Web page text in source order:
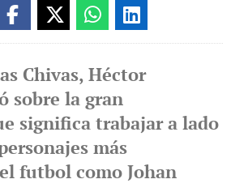
Chivas, Héctor
sobre la gran
significa trabajar a lado
más
futbol como Johan